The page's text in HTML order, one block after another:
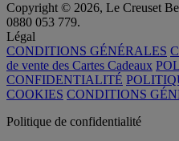
Copyright © 2026, Le Creuset
0880 053 779.
Légal
CONDITIONS GÉNÉRALES
de vente des Cartes Cadeaux
CONFIDENTIALITÉ
COOKIES CONDITIONS
Politique de confidentialité